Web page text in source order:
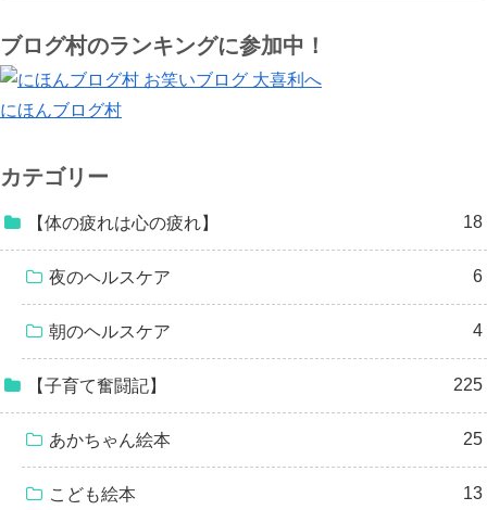
ブログ村のランキングに参加中！
にほんブログ村
カテゴリー
【体の疲れは心の疲れ】 18
夜のヘルスケア 6
朝のヘルスケア 4
【子育て奮闘記】 225
あかちゃん絵本 25
こども絵本 13